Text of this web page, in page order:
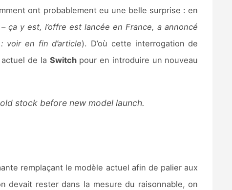
ont probablement eu une belle surprise : en
ça y est, l’offre est lancée en France, a annoncé
voir en fin d’article). D’où cette interrogation de
de la Switchpour en introduire un nouveau
stock before new model launch.
remplaçant le modèle actuel afin de palier aux
devait rester dans la mesure du raisonnable, on